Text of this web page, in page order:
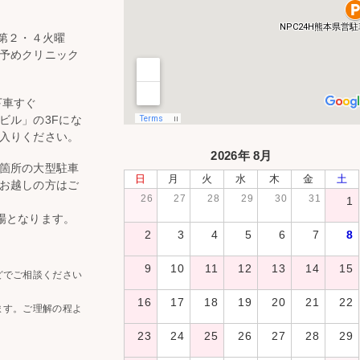
２・４火曜
めクリニック
すぐ
ル」の3Fにな
りください。
所の大型駐車
越しの方はご
なります。
ご相談ください
。ご理解の程よ
2026年 8月
日 月 火 水 木 金
土
26
27 28 29 30 31 1
2 3 4 5 6 7 8
9 10 11 12 13 14 15
16 17 18 19 20 21 22
23 24 25 26 27 28 29